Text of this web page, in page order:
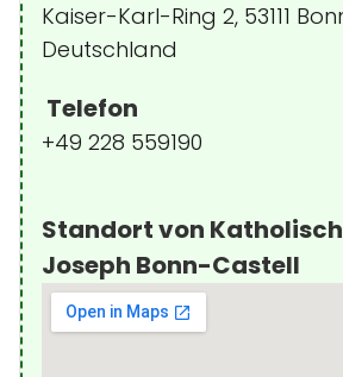
Kaiser-Karl-Ring 2, 53111
Deutschland
Telefon
+49 228 559190
Standort von
Joseph Bonn-Castell